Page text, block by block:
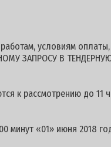
условиям оплаты,
ЗАПРОСУ В
к рассмотрению до 11
«01» июня 2018